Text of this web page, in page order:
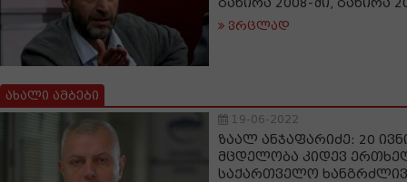
ვრცლად
ახალი ამბები
19-06-2022
ზაალ ანჯაფარიძე: 20
მცდელობა კიდევ
საქართველო